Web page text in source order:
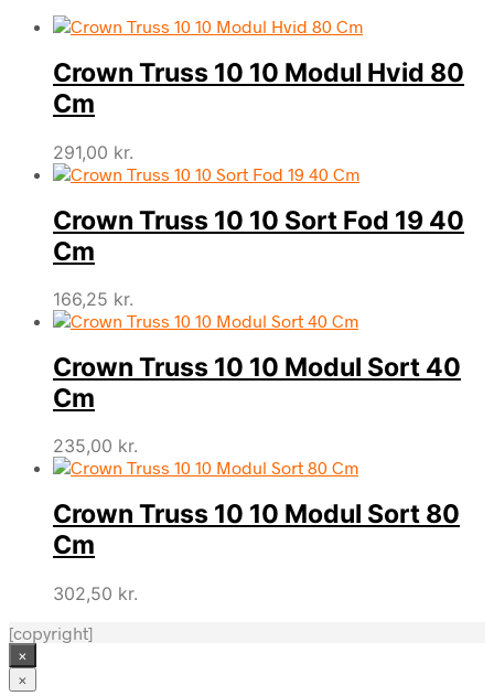
Crown Truss 10 10 Modul Hvid 80
Cm
291,00 kr.
Crown Truss 10 10 Sort Fod 19 40
Cm
166,25 kr.
Crown Truss 10 10 Modul Sort 40
Cm
235,00 kr.
Crown Truss 10 10 Modul Sort 80
Cm
302,50 kr.
[copyright]
×
×